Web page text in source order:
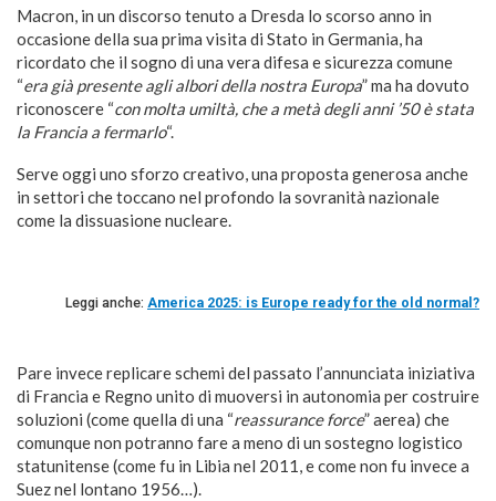
Macron, in un discorso tenuto a Dresda lo scorso anno in
occasione della sua prima visita di Stato in Germania, ha
ricordato che il sogno di una vera difesa e sicurezza comune
“era già presente agli albori della nostra Europa” ma ha dovuto
riconoscere “con molta umiltà, che a metà degli anni ’50 è stata
la Francia a fermarlo“.
Serve oggi uno sforzo creativo, una proposta generosa anche
in settori che toccano nel profondo la sovranità nazionale
come la dissuasione nucleare.
Leggi anche: America 2025: is Europe ready for the old normal?
Pare invece replicare schemi del passato l’annunciata iniziativa
di Francia e Regno unito di muoversi in autonomia per costruire
soluzioni (come quella di una “reassurance force” aerea) che
comunque non potranno fare a meno di un sostegno logistico
statunitense (come fu in Libia nel 2011, e come non fu invece a
Suez nel lontano 1956…).